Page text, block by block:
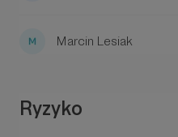
Marcin Lesiak
Ryzyko